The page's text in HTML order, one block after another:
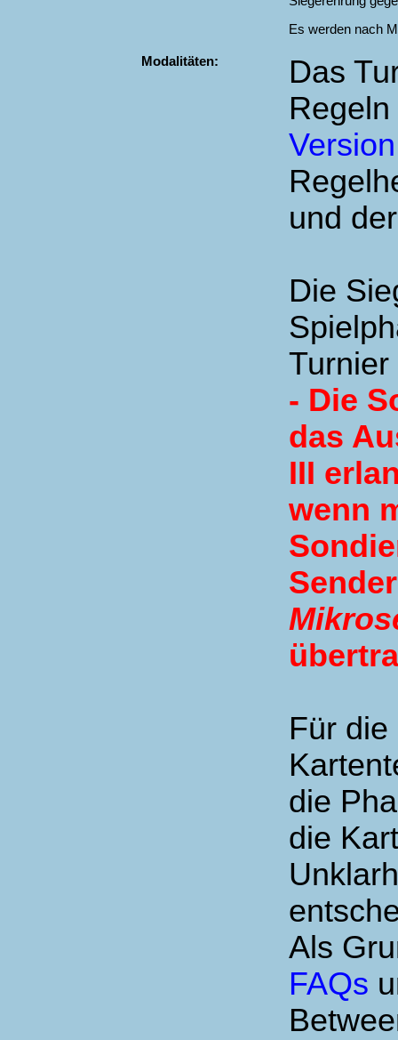
Es werden nach
Modalitäten:
Das
und
Die
- Die
das
III
wenn
Für
die
die
Als
FAQs